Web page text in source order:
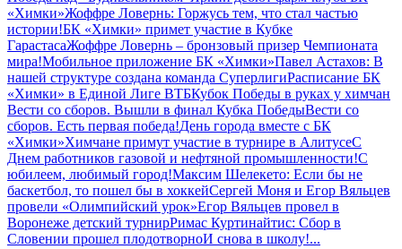
«Химки»Жоффре Ловернь: Горжусь тем, что стал частью
истории!БК «Химки» примет участие в Кубке
ГарастасаЖоффре Ловернь – бронзовый призер Чемпионата
мира!Мобильное приложение БК «Химки»Павел Астахов: В
нашей структуре создана команда СуперлигиРасписание БК
«Химки» в Единой Лиге ВТБКубок Победы в руках у химчан
Вести со сборов. Вышли в финал Кубка ПобедыВести со
сборов. Есть первая победа!День города вместе с БК
«Химки»Химчане примут участие в турнире в АлитусеС
Днем работников газовой и нефтяной промышленности!С
юбилеем, любимый город!Максим Шелекето: Если бы не
баскетбол, то пошел бы в хоккейСергей Моня и Егор Вяльцев
провели «Олимпийский урок»Егор Вяльцев провел в
Воронеже детский турнирРимас Куртинайтис: Сбор в
Словении прошел плодотворноИ снова в школу!...